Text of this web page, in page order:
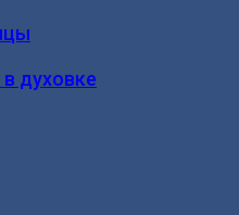
духовке